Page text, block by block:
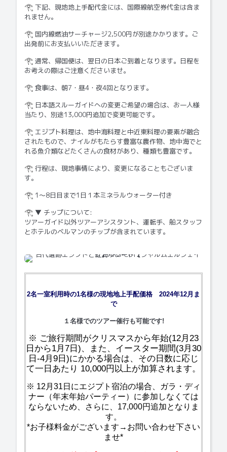
𓂀 下記、現地地上手配代金には、国際線航空券代金は含ま
れません。
𓂀 国内線燃油サーチャージ2,500円が別途かかります。ご
出発前にお支払いいただきます。
𓂀 通常、帰国便は、翌日の日本ご到着となります。日程を
お考えの際はご注意くださいませ。
𓂀 食事は、朝7・昼4・夜4回となります。
𓂀 日本語スルーガイドへの変更ご希望の場合は、お一人様
当たり、別途13,000円追加で変更可能です。
𓂀 エジプト料理は、地中海料理と中近東料理の要素が融合
されたもので、ナイルがもたらす豊富な農作物、地中海でと
れる魚介類などたくさんの食材があり、種類も豊富です。
𓂀 行程は、現地事情により、変更になることもございま
す。
𓂀 1〜8日目まで1日１本ミネラルウォーター付き
𓂀 ▼ チップについて:
ツアーガイド以外ツアーアシスタント、運転手、船スタッフ
とホテルのベルマンのチップが含まれています。
2名一室利用時の1名様の現地地上手配価格 2024年12月ま
で
１名様でのツアー催行も可能です!
※ ご旅行期間がクリスマスから年始(12月23
日から1月7日)、また、イースター期間(3月30
日-4月9日)にかかる場合は、その日数に応じ
て一日あたり 10,000円以上が加算されます。
※ 12月31日にエジプト宿泊の場合、ガラ・ディ
ナー（年末年始パーティー）に参加しなくては
ならないため、さらに、17,000円追加となりま
す。
*お子様料金がございます→お問い合わせ下さい
ませ*